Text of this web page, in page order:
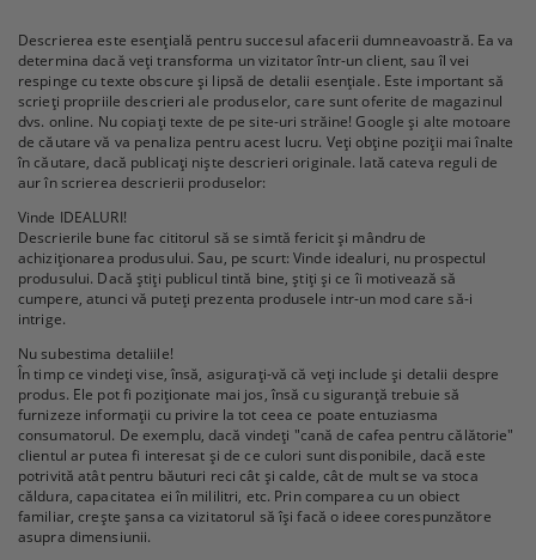
Descrierea este esențială pentru succesul afacerii dumneavoastră. Ea va
determina dacă veți transforma un vizitator într-un client, sau îl vei
respinge cu texte obscure și lipsă de detalii esențiale. Este important să
scrieți propriile descrieri ale produselor, care sunt oferite de magazinul
dvs. online. Nu copiați texte de pe site-uri străine! Google și alte motoare
de căutare vă va penaliza pentru acest lucru. Veți obține poziții mai înalte
în căutare, dacă publicați niște descrieri originale. Iată cateva reguli de
aur în scrierea descrierii produselor:
Vinde IDEALURI!
Descrierile bune fac cititorul să se simtă fericit și mândru de
achiziționarea produsului. Sau, pe scurt: Vinde idealuri, nu prospectul
produsului. Dacă știți publicul tintă bine, știți și ce îi motivează să
cumpere, atunci vă puteți prezenta produsele intr-un mod care să-i
intrige.
Nu subestima detaliile!
În timp ce vindeți vise, însă, asigurați-vă că veți include și detalii despre
produs. Ele pot fi poziționate mai jos, însă cu siguranță trebuie să
furnizeze informații cu privire la tot ceea ce poate entuziasma
consumatorul. De exemplu, dacă vindeți "cană de cafea pentru călătorie"
clientul ar putea fi interesat și de ce culori sunt disponibile, dacă este
potrivită atât pentru băuturi reci cât și calde, cât de mult se va stoca
căldura, capacitatea ei în mililitri, etc. Prin comparea cu un obiect
familiar, crește șansa ca vizitatorul să își facă o ideee corespunzătore
asupra dimensiunii.